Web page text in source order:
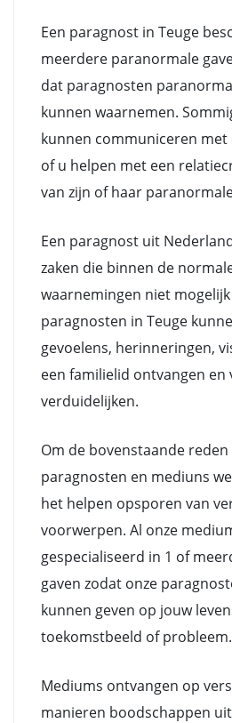
Een paragnost in Teuge
meerdere paranormale
dat paragnosten
kunnen waarnemen.
kunnen communiceren met
of u helpen met een
van zijn of haar
Een paragnost uit
zaken die binnen de
waarnemingen niet mogelijk
paragnosten in Teuge
gevoelens, herinneringen,
een familielid ontvangen en
verduidelijken.
Om de bovenstaande
paragnosten en mediuns
het helpen opsporen van
voorwerpen. Al onze
gespecialiseerd in 1 of
gaven zodat onze
kunnen geven op jouw
toekomstbeeld of probleem.
Mediums ontvangen op
manieren boodschappen